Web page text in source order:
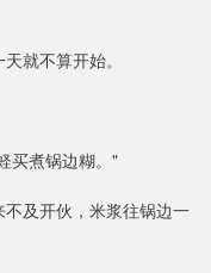
就不算开始。
买煮锅边糊。"
及开伙，米浆往锅边一